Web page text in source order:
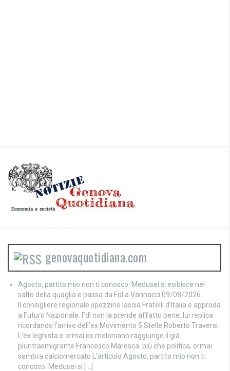
genovaquotidiana.com
Agosto, partito mio non ti conosco: Medusei si esibisce nel
salto della quaglia e passa da FdI a Vannacci 09/08/2026
Il consigliere regionale spezzino lascia Fratelli d’Italia e approda
a Futuro Nazionale. FdI non la prende affatto bene, lui replica
ricordando l’arrivo dell’ex Movimento 5 Stelle Roberto Traversi.
L'ex leghista e ormai ex meloniano raggiunge il già
pluritrasmigrante Francesco Maresca: più che politica, ormai
sembra calciomercato L'articolo Agosto, partito mio non ti
conosco: Medusei si […]